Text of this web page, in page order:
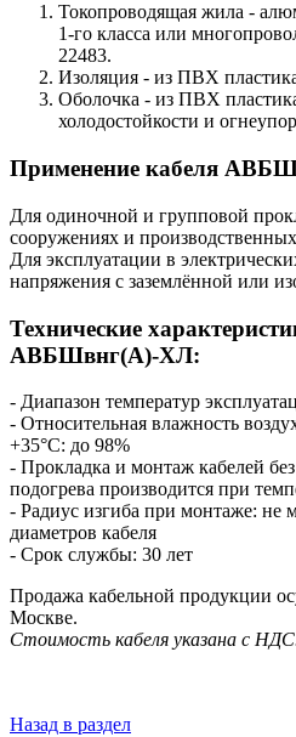
Токопроводящая жила -
1-го класса или
22483.
Изоляция - из ПВХ
Оболочка - из ПВХ
холодостойкости и
Применение кабеля
Для одиночной и групповой
сооружениях и
Для эксплуатации в
напряжения с заземлённой или
Технические
АВБШвнг(А)-ХЛ:
- Диапазон температур
- Относительная влажность
+35°С: до 98%
- Прокладка и монтаж кабелей
подогрева производится при
- Радиус изгиба при монтаже: не
диаметров кабеля
- Срок службы: 30 лет
Продажа кабельной продукции
Москве.
Стоимость кабеля указана с
Назад в раздел